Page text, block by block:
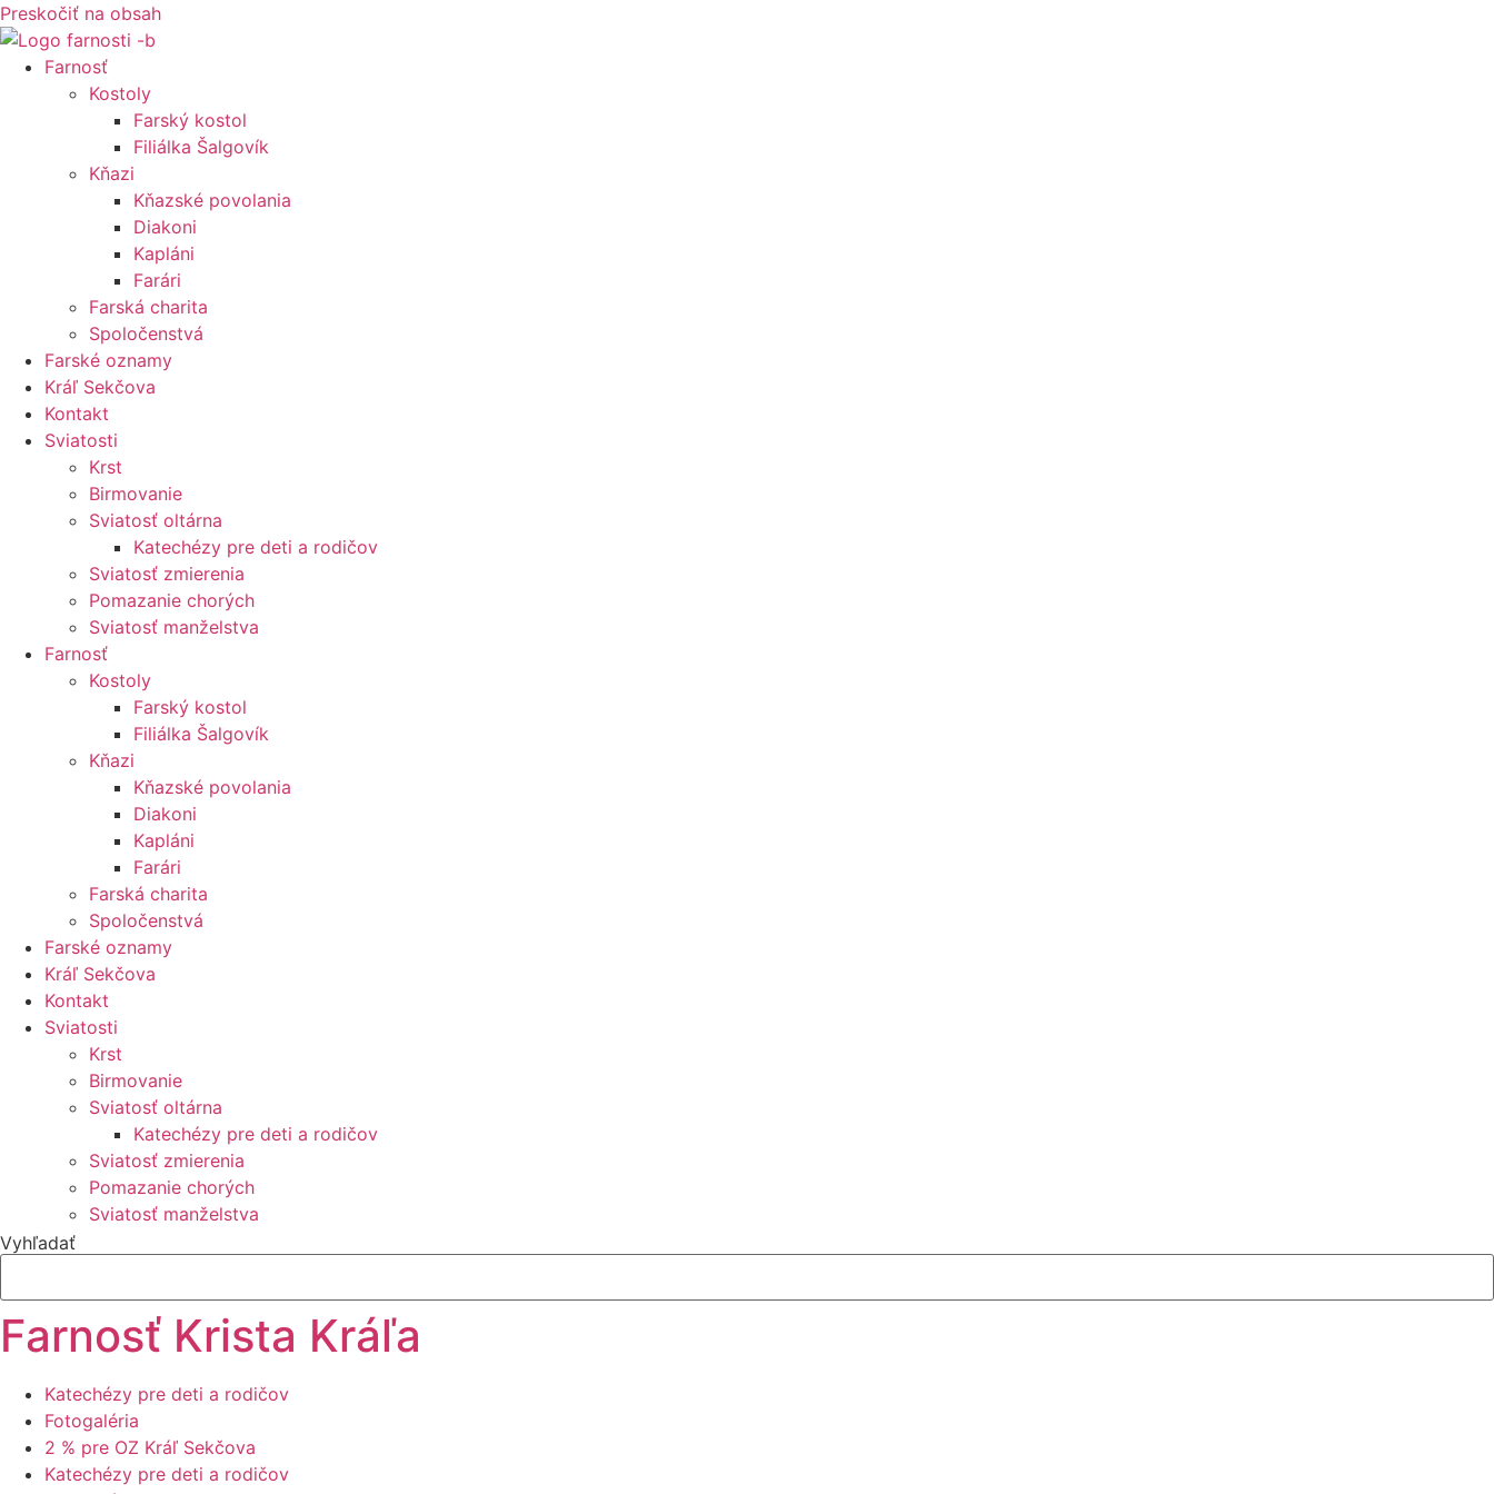
Preskočiť na obsah
Farnosť
Kostoly
Farský kostol
Filiálka Šalgovík
Kňazi
Kňazské povolania
Diakoni
Kapláni
Farári
Farská charita
Spoločenstvá
Farské oznamy
Kráľ Sekčova
Kontakt
Sviatosti
Krst
Birmovanie
Sviatosť oltárna
Katechézy pre deti a rodičov
Sviatosť zmierenia
Pomazanie chorých
Sviatosť manželstva
Farnosť
Kostoly
Farský kostol
Filiálka Šalgovík
Kňazi
Kňazské povolania
Diakoni
Kapláni
Farári
Farská charita
Spoločenstvá
Farské oznamy
Kráľ Sekčova
Kontakt
Sviatosti
Krst
Birmovanie
Sviatosť oltárna
Katechézy pre deti a rodičov
Sviatosť zmierenia
Pomazanie chorých
Sviatosť manželstva
Vyhľadať
Farnosť Krista Kráľa
Katechézy pre deti a rodičov
Fotogaléria
2 % pre OZ Kráľ Sekčova
Katechézy pre deti a rodičov